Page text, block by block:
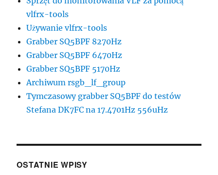
vlfrx-tools
Używanie vlfrx-tools
Grabber SQ5BPF 8270Hz
Grabber SQ5BPF 6470Hz
Grabber SQ5BPF 5170Hz
Archiwum rsgb_lf_group
Tymczasowy grabber SQ5BPF do testów
Stefana DK7FC na 17.4701Hz 556uHz
OSTATNIE WPISY